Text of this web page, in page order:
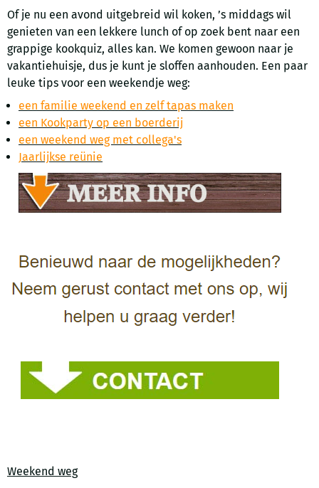
Of je nu een avond uitgebreid wil koken, ’s middags wil
genieten van een lekkere lunch of op zoek bent naar een
grappige kookquiz, alles kan. We komen gewoon naar je
vakantiehuisje, dus je kunt je sloffen aanhouden. Een paar
leuke tips voor een weekendje weg:
een familie weekend en zelf tapas maken
een Kookparty op een boerderij
een weekend weg met collega's
Jaarlijkse reünie
Weekend weg